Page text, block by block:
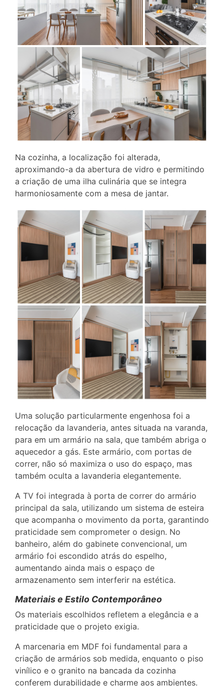
Na cozinha, a localização foi alterada,
aproximando-a da abertura de vidro e permitindo
a criação de uma ilha culinária que se integra
harmoniosamente com a mesa de jantar.
Uma solução particularmente engenhosa foi a
relocação da lavanderia, antes situada na varanda,
para em um armário na sala, que também abriga o
aquecedor a gás. Este armário, com portas de
correr, não só maximiza o uso do espaço, mas
também oculta a lavanderia elegantemente.
A TV foi integrada à porta de correr do armário
principal da sala, utilizando um sistema de esteira
que acompanha o movimento da porta, garantindo
praticidade sem comprometer o design. No
banheiro, além do gabinete convencional, um
armário foi escondido atrás do espelho,
aumentando ainda mais o espaço de
armazenamento sem interferir na estética.
Materiais e Estilo Contemporâneo
Os materiais escolhidos refletem a elegância e a
praticidade que o projeto exigia.
A marcenaria em MDF foi fundamental para a
criação de armários sob medida, enquanto o piso
vinílico e o granito na bancada da cozinha
conferem durabilidade e charme aos ambientes.